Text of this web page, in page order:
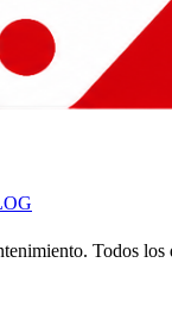
Todos los